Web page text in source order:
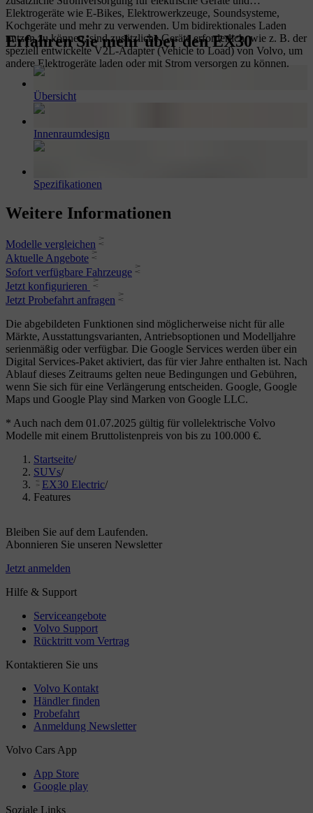
Elektrogeräte wie E-Bikes, Elektrowerkzeuge, Soundsysteme,
Kochgeräte und mehr zu verwenden. Um bidirektionales Laden
nutzen zu können, sind zusätzliche Geräte erforderlich, wie z. B. der
speziell entwickelte V2L-Adapter (Vehicle to Load) von Volvo, um
andere Elektrogeräte laden oder mit Strom versorgen zu können.
Erfahren Sie mehr über den EX30
Übersicht
Innenraumdesign
Spezifikationen
Weitere Informationen
Modelle vergleichen
Aktuelle Angebote
Sofort verfügbare Fahrzeuge
Jetzt konfigurieren
Jetzt Probefahrt anfragen
Die abgebildeten Funktionen sind möglicherweise nicht für alle
Märkte, Ausstattungsvarianten, Antriebsoptionen und Modelljahre
serienmäßig oder verfügbar. Die Google Services werden über ein
Digital Services-Paket aktiviert, das für vier Jahre enthalten ist. Nach
Ablauf dieses Zeitraums gelten neue Bedingungen und Gebühren,
wenn Sie sich für eine Verlängerung entscheiden. Google, Google
Maps und Google Play sind Marken von Google LLC.
* Auch nach dem 01.07.2025 gültig für vollelektrische Volvo
Modelle mit einem Bruttolistenpreis von bis zu 100.000 €.
Startseite/
SUVs/
EX30 Electric/
Features